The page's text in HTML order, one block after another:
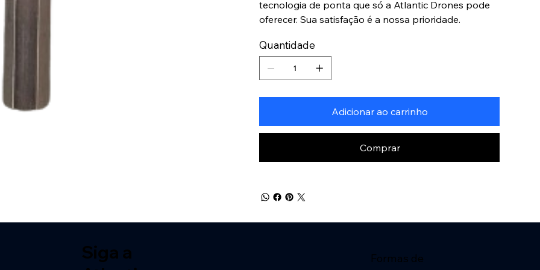
tecnologia de ponta que só a Atlantic Drones pode
oferecer. Sua satisfação é a nossa prioridade.
Quantidade
Adicionar ao carrinho
Comprar
Siga a
Formas de